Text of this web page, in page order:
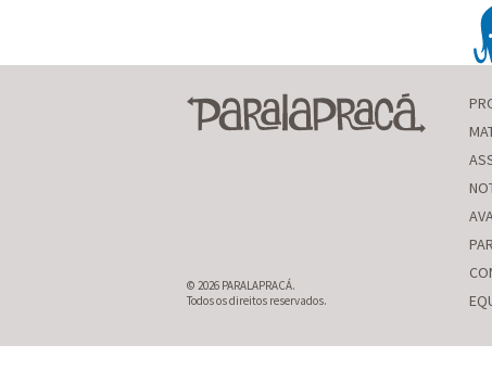
© 2026 PARALAPRACÁ.
Todos os direitos reservados.
AVA